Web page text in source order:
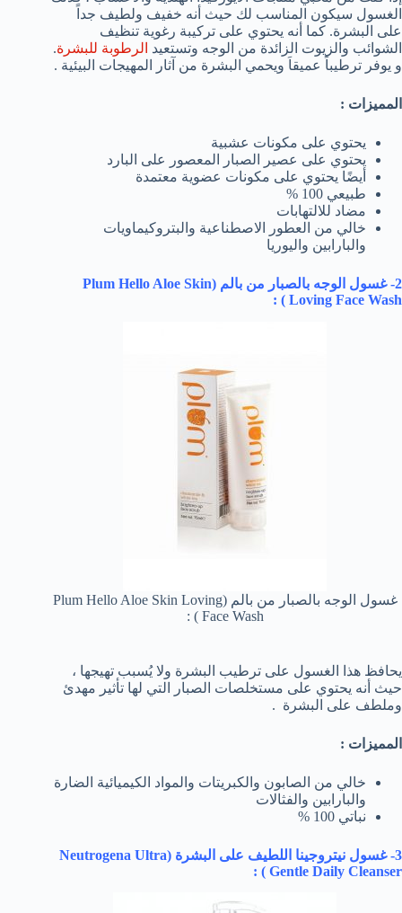
الغسول سيكون المناسب لك حيث أنه خفيف ولطيف جداً
على البشرة. كما أنه يحتوي على تركيبة رغوية تنظيف
الشوائب والزيوت الزائدة من الوجه وتستعيد الرطوبة للبشرة.
و يوفر ترطيباً عميقاَ ويحمي البشرة من آثار المهيجات البيئية .
المميزات :
يحتوي على مكونات عشبية
يحتوي على عصير الصبار المعصور على البارد
أيضًا يحتوي على مكونات عضوية معتمدة
طبيعي 100 %
مضاد للالتهابات
خالي من العطور الاصطناعية والبتروكيماويات
والبارابين واليوريا
2- غسول الوجه بالصبار من بالم (
Plum Hello Aloe Skin
Loving Face Wash
) :
غسول الوجه بالصبار من بالم (Plum Hello Aloe Skin Loving
Face Wash ) :
يحافظ هذا الغسول على ترطيب البشرة ولا يُسبب تهيجها ،
حيث أنه يحتوي على مستخلصات الصبار التي لها تأثير مهدئ
وملطف على البشرة .
المميزات :
خالي من الصابون والكبريتات والمواد الكيميائية الضارة
والبارابين والفثالات
نباتي 100 %
3- غسول نيتروجينا اللطيف على البشرة (
Neutrogena Ultra
Gentle Daily Cleanser
) :